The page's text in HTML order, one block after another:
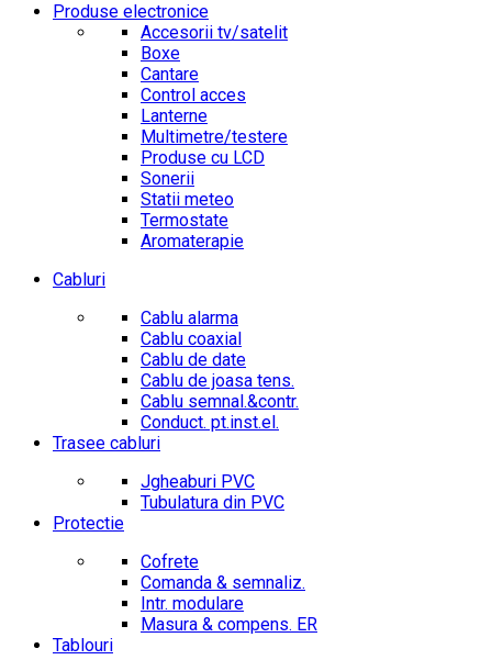
Produse electronice
Accesorii tv/satelit
Boxe
Cantare
Control acces
Lanterne
Multimetre/testere
Produse cu LCD
Sonerii
Statii meteo
Termostate
Aromaterapie
Cabluri
Cablu alarma
Cablu coaxial
Cablu de date
Cablu de joasa tens.
Cablu semnal.&contr.
Conduct. pt.inst.el.
Trasee cabluri
Jgheaburi PVC
Tubulatura din PVC
Protectie
Cofrete
Comanda & semnaliz.
Intr. modulare
Masura & compens. ER
Tablouri